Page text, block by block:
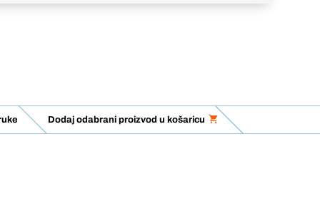
Dodaj odabrani proizvod u košaricu